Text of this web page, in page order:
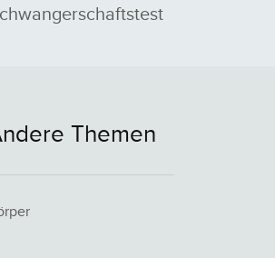
Themen